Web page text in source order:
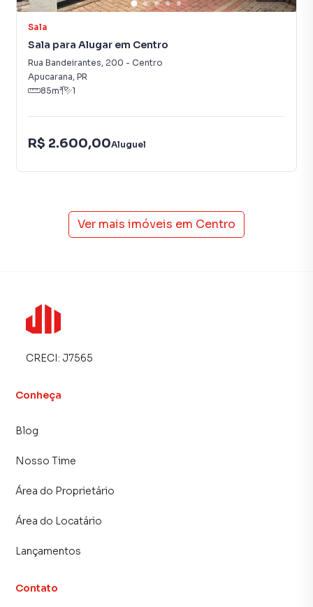
infraestrutura necessária para atender seus clientes com
qualidade.
Entre em contato e agende uma visita.
Sala
Sala para Alugar em Centro
Rua Bandeirantes, 200 - Centro
Apucarana, PR
85m² 1
R$ 2.600,00Aluguel
Ver mais imóveis em Centro
CRECI: J7565
Conheça
Blog
Nosso Time
Área do Proprietário
Área do Locatário
Lançamentos
Contato